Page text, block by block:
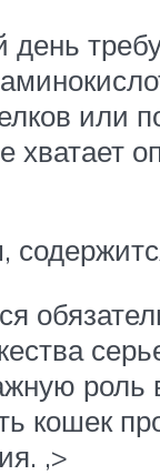
или
хватает
кошек
,>